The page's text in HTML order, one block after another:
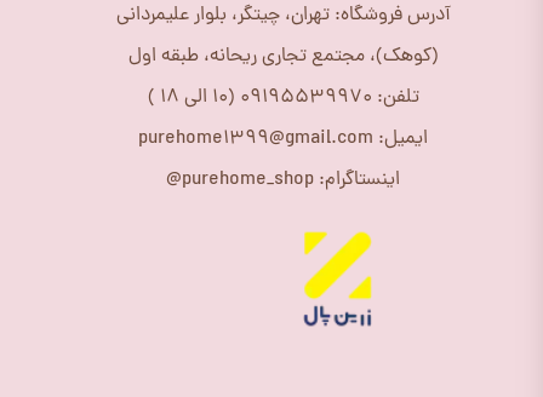
آدرس فروشگاه: تهران، چیتگر، بلوار علیمردانی
(کوهک)، مجتمع تجاری ریحانه، طبقه اول
تلفن: 09195539970 (10 الی 18 )
ایمیل: purehome1399@gmail.com
اینستاگرام: purehome_shop@